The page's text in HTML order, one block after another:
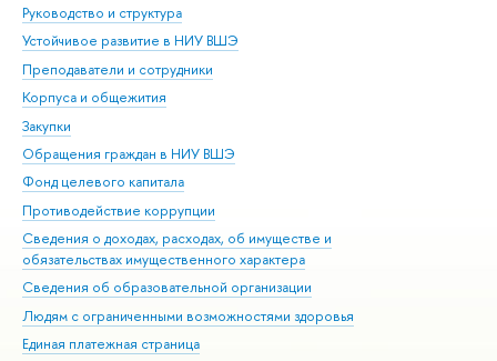
Руководство и структура
Устойчивое развитие в НИУ ВШЭ
Преподаватели и сотрудники
Корпуса и общежития
Закупки
Обращения граждан в НИУ ВШЭ
Фонд целевого капитала
Противодействие коррупции
Сведения о доходах, расходах, об имуществе и
обязательствах имущественного характера
Сведения об образовательной организации
Людям с ограниченными возможностями здоровья
Единая платежная страница